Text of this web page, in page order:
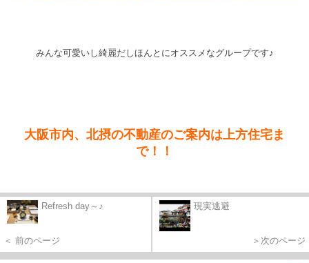
みんな可愛いし綺麗だしほんとにオススメなグループです♪
大阪市内、北摂の不動産のご案内は上方住宅ま
で！！
Refresh day～♪
＜ 前のページ
現実逃避
＞次のページ